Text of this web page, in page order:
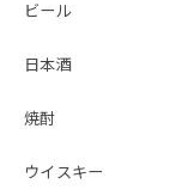
ビール
日本酒
焼酎
ウイスキー